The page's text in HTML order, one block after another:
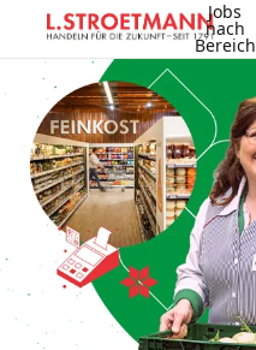
Jobs
nach
Bereich